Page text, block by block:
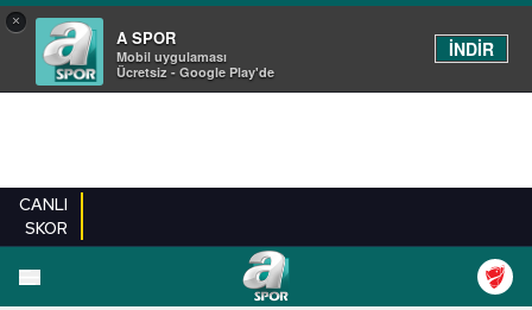
×
A SPOR
Mobil uygulaması
Ücretsiz - Google Play'de
İNDİR
CANLI
SKOR